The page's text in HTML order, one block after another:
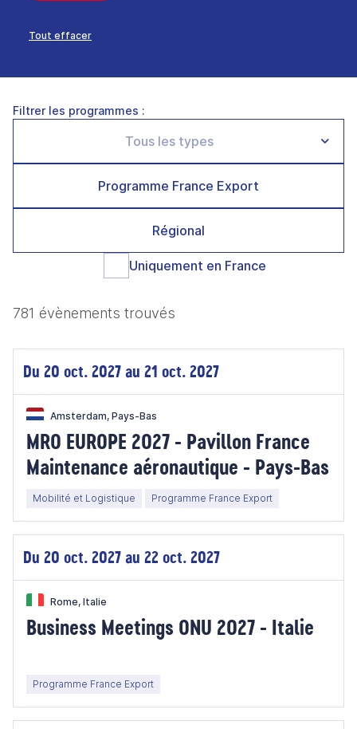
Tout effacer
Filtrer les programmes :
Programme France Export
Régional
Uniquement en France
781 évènements trouvés
Du 20 oct. 2027 au 21 oct. 2027
Amsterdam, Pays-Bas
MRO EUROPE 2027 - Pavillon France
Maintenance aéronautique - Pays-Bas
Mobilité et Logistique Programme France Export
Du 20 oct. 2027 au 22 oct. 2027
Rome, Italie
Business Meetings ONU 2027 - Italie
Programme France Export